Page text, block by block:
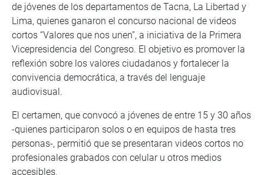
de jóvenes de los departamentos de Tacna, La Libertad y
Lima, quienes ganaron el concurso nacional de videos
cortos “Valores que nos unen”, a iniciativa de la Primera
Vicepresidencia del Congreso. El objetivo es promover la
reflexión sobre los valores ciudadanos y fortalecer la
convivencia democrática, a través del lenguaje
audiovisual.
El certamen, que convocó a jóvenes de entre 15 y 30 años
-quienes participaron solos o en equipos de hasta tres
personas-, permitió que se presentaran videos cortos no
profesionales grabados con celular u otros medios
accesibles.